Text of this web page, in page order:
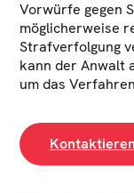
Vorwürfe gegen
möglicherweise
Strafverfolgung
kann der Anwalt
um das